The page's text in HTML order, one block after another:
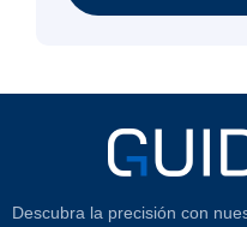
Descubra la precisión con